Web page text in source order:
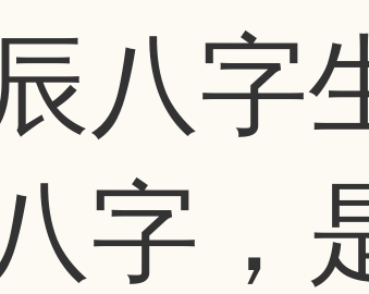
八字
字，